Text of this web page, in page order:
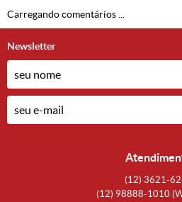
Carregando comentários ...
Newsletter
(12) 3621-
(12) 98888-1010